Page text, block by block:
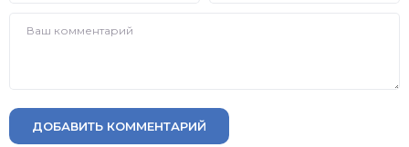
ДОБАВИТЬ КОММЕНТАРИЙ